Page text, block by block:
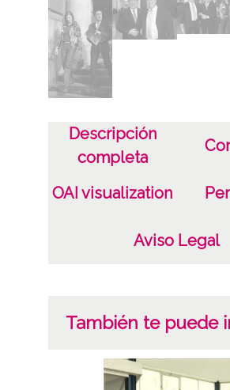
Licencia de las
CC BY-NC-SA 4.0
Descripción
completa
OAI visualization
Aviso Legal
También te puede